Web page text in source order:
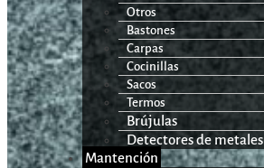
Otros
Bastones
Carpas
Cocinillas
Sacos
Termos
Brújulas
Detectores de metales
Mantención